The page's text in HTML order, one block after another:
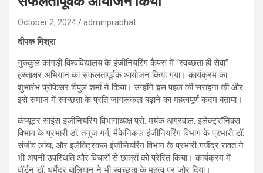
October 2, 2024 adminprabhat
दीपक मिश्रा
गुरुकुल कांगड़ी विश्वविद्यालय के इंजीनियरिंग कैंपस में “स्वच्छता ही सेवा”
हस्ताक्षर अभियान का सफलतापूर्वक आयोजन किया गया। कार्यक्रम का
शुभारंभ प्रोफेसर विपुल शर्मा ने किया। उन्होंने इस पहल की सराहना की और
इसे समाज में स्वच्छता के प्रति जागरूकता बढ़ाने का महत्वपूर्ण कदम बताया।
कंप्यूटर साइंस इंजीनियरिंग विभागाध्यक्ष प्रो. मयंक अग्रवाल, इलेक्ट्रॉनिक्स
विभाग के प्रभारी डॉ. तनुज गर्ग, मैकेनिकल इंजीनियरिंग विभाग के प्रभारी डॉ.
संजीव लांबा, और इलेक्ट्रिकल इंजीनियरिंग विभाग के प्रभारी गजेंद्र रावत ने
भी अपनी उपस्थिति और विचारों से छात्रों को प्रेरित किया। कार्यक्रम में
वॉर्डन डॉ. धर्मेंद्र बालियान ने भी स्वच्छता के महत्व पर जोर दिया।